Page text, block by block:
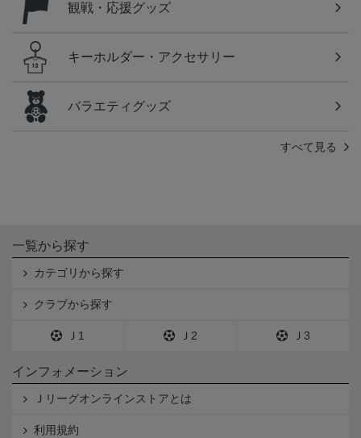
観戦・応援グッズ
キーホルダー・アクセサリー
バラエティグッズ
すべて見る
一覧から探す
カテゴリから探す
クラブから探す
Ｊ1 Ｊ2 Ｊ3
インフォメーション
Ｊリーグオンラインストアとは
利用規約